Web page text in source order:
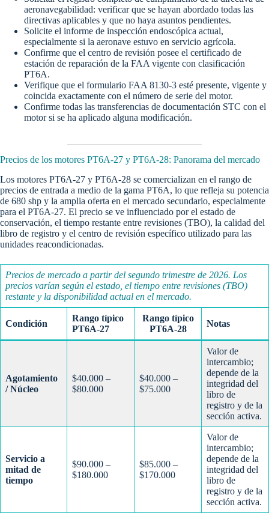
aeronavegabilidad: verificar que se hayan abordado todas las
directivas aplicables y que no haya asuntos pendientes.
Solicite el informe de inspección endoscópica actual,
especialmente si la aeronave estuvo en servicio agrícola.
Confirme que el centro de revisión posee el certificado de
estación de reparación de la FAA vigente con clasificación
PT6A.
Verifique que el formulario FAA 8130-3 esté presente, vigente y
coincida exactamente con el número de serie del motor.
Confirme todas las transferencias de documentación STC con el
motor si se ha aplicado alguna modificación.
Precios de los motores PT6A-27 y PT6A-28: Panorama del mercado
Los motores PT6A-27 y PT6A-28 se comercializan en el rango de
precios de entrada a medio de la gama PT6A, lo que refleja su potencia
de 680 shp y la amplia oferta en el mercado secundario, especialmente
para el PT6A-27. El precio se ve influenciado por el estado de
conservación, el tiempo restante entre revisiones (TBO), la calidad del
libro de registro y el centro de revisión específico utilizado para las
unidades reacondicionadas.
Precios de mercado a partir del segundo trimestre de 2026. Los
precios varían según el estado, el tiempo entre revisiones (TBO)
restante y la disponibilidad actual en el mercado.
Condición
Rango típico
PT6A-27
Rango típico
PT6A-28
Notas
Agotamiento
/ Núcleo
$40.000 –
$80.000
$40.000 –
$75.000
Valor de
intercambio;
depende de la
integridad del
libro de
registro y de la
sección activa.
Servicio a
mitad de
tiempo
$90.000 –
$180.000
$85.000 –
$170.000
Valor de
intercambio;
depende de la
integridad del
libro de
registro y de la
sección activa.